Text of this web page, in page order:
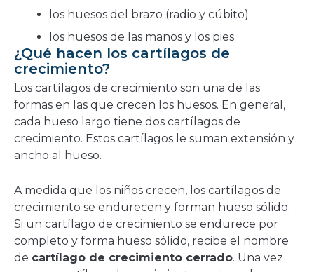
los huesos del brazo (radio y cúbito)
los huesos de las manos y los pies
¿Qué hacen los cartílagos de
crecimiento?
Los cartílagos de crecimiento son una de las
formas en las que crecen los huesos. En general,
cada hueso largo tiene dos cartílagos de
crecimiento. Estos cartílagos le suman extensión y
ancho al hueso.
A medida que los niños crecen, los cartílagos de
crecimiento se endurecen y forman hueso sólido.
Si un cartílago de crecimiento se endurece por
completo y forma hueso sólido, recibe el nombre
de cartílago de crecimiento cerrado. Una vez